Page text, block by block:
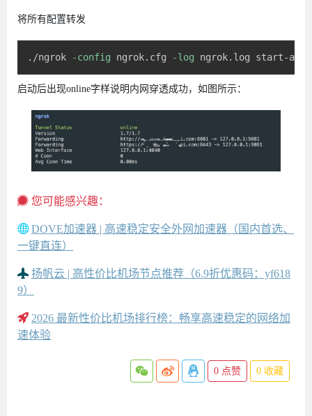
将所有配置转发
./ngrok -config ngrok.cfg -log ngrok.log start-all
启动后出现online字样说明内网穿透成功，如图所示：
您可能感兴趣：
DOVE加速器 | 高速稳定安全外网加速器（国内首选、
一键直连）
扬帆云 | 高性价比机场节点推荐（6.9折优惠码：yf618
9）
2026 最新性价比机场排行榜：畅享高速稳定的网络加
速体验
0 点赞 0 收藏